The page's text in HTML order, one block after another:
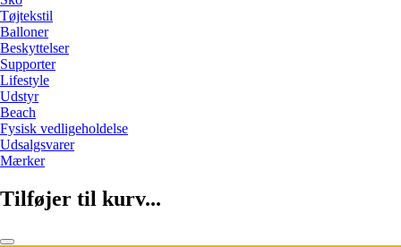
Tøjtekstil
Balloner
Beskyttelser
Supporter
Lifestyle
Udstyr
Beach
Fysisk vedligeholdelse
Udsalgsvarer
Mærker
Tilføjer til kurv...